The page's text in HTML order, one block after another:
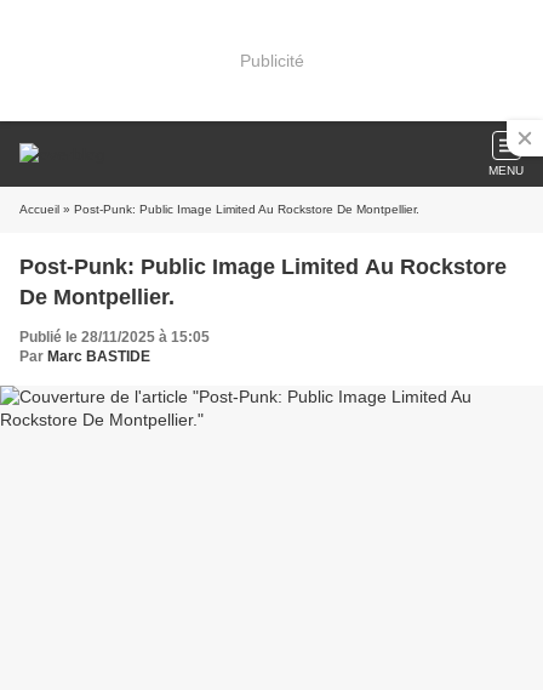
Publicité
MENU
Accueil » Post-Punk: Public Image Limited Au Rockstore De Montpellier.
Post-Punk: Public Image Limited Au Rockstore
De Montpellier.
Publié le 28/11/2025 à 15:05
Par Marc BASTIDE